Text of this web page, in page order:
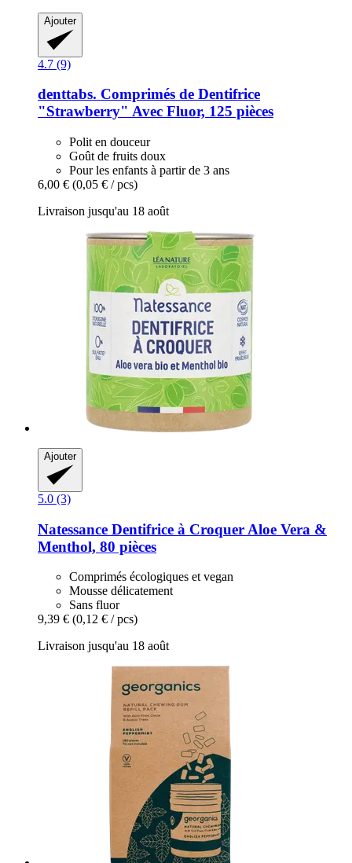
Ajouter
4.7 (9)
denttabs. Comprimés de Dentifrice
"Strawberry" Avec Fluor, 125 pièces
Polit en douceur
Goût de fruits doux
Pour les enfants à partir de 3 ans
6,00 € (0,05 € / pcs)
Livraison jusqu'au 18 août
Ajouter
5.0 (3)
Natessance Dentifrice à Croquer Aloe Vera &
Menthol, 80 pièces
Comprimés écologiques et vegan
Mousse délicatement
Sans fluor
9,39 € (0,12 € / pcs)
Livraison jusqu'au 18 août